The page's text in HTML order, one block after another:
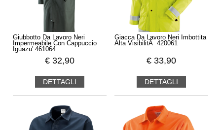
Giubbotto Da Lavoro Neri
Impermeabile Con Cappuccio
Iguazu' 461064
€ 32,90
DETTAGLI
Giacca Da Lavoro Neri Imbottita
Alta VisibilitÃ 420061
€ 33,90
DETTAGLI